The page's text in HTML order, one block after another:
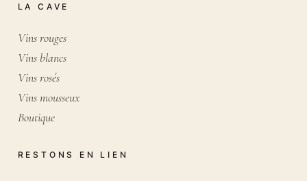
LA CAVE
Vins rouges
Vins blancs
Vins rosés
Vins mousseux
Boutique
RESTONS EN LIEN